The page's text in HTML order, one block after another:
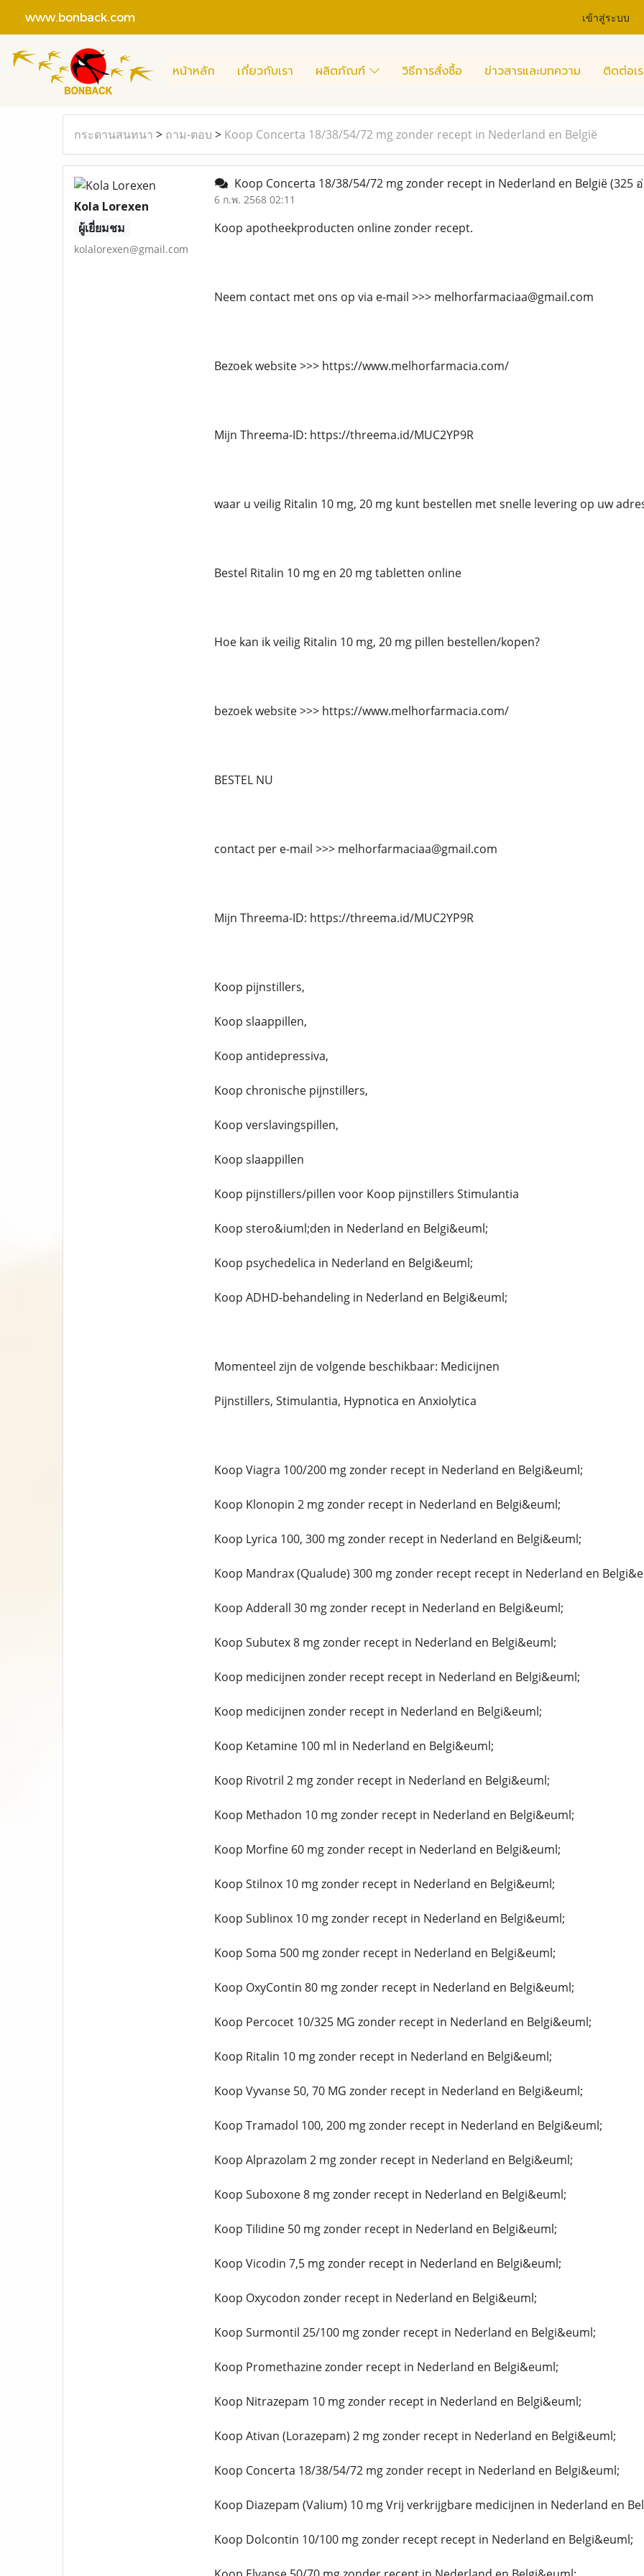
www.bonback.com เข้าสู่ระบบ
หน้าหลัก เกี่ยวกับเรา ผลิตภัณฑ์ วิธีการสั่งซื้อ ข่าวสารและบทความ ติดต่อเ
กระดานสนทนา > ถาม-ตอบ > Koop Concerta 18/38/54/72 mg zonder recept in Nederland en België
Kola Lorexen
ผู้เยี่ยมชม
kolalorexen@gmail.com
Koop Concerta 18/38/54/72 mg zonder recept in Nederland en België(325
6 ก.พ. 2568 02:11
Koop apotheekproducten online zonder recept.
Neem contact met ons op via e-mail >>> melhorfarmaciaa@gmail.com
Bezoek website >>> https://www.melhorfarmacia.com/
Mijn Threema-ID: https://threema.id/MUC2YP9R
waar u veilig Ritalin 10 mg, 20 mg kunt bestellen met snelle levering op uw
Bestel Ritalin 10 mg en 20 mg tabletten online
Hoe kan ik veilig Ritalin 10 mg, 20 mg pillen bestellen/kopen?
bezoek website >>> https://www.melhorfarmacia.com/
BESTEL NU
contact per e-mail >>> melhorfarmaciaa@gmail.com
Mijn Threema-ID: https://threema.id/MUC2YP9R
Koop pijnstillers,
Koop slaappillen,
Koop antidepressiva,
Koop chronische pijnstillers,
Koop verslavingspillen,
Koop slaappillen
Koop pijnstillers/pillen voor Koop pijnstillers Stimulantia
Koop stero&iuml;den in Nederland en Belgi&euml;
Koop psychedelica in Nederland en Belgi&euml;
Koop ADHD-behandeling in Nederland en Belgi&euml;
Momenteel zijn de volgende beschikbaar: Medicijnen
Pijnstillers, Stimulantia, Hypnotica en Anxiolytica
Koop Viagra 100/200 mg zonder recept in Nederland en Belgi&euml;
Koop Klonopin 2 mg zonder recept in Nederland en Belgi&euml;
Koop Lyrica 100, 300 mg zonder recept in Nederland en Belgi&euml;
Koop Mandrax (Qualude) 300 mg zonder recept recept in Nederland en
Koop Adderall 30 mg zonder recept in Nederland en Belgi&euml;
Koop Subutex 8 mg zonder recept in Nederland en Belgi&euml;
Koop medicijnen zonder recept recept in Nederland en Belgi&euml;
Koop medicijnen zonder recept in Nederland en Belgi&euml;
Koop Ketamine 100 ml in Nederland en Belgi&euml;
Koop Rivotril 2 mg zonder recept in Nederland en Belgi&euml;
Koop Methadon 10 mg zonder recept in Nederland en Belgi&euml;
Koop Morfine 60 mg zonder recept in Nederland en Belgi&euml;
Koop Stilnox 10 mg zonder recept in Nederland en Belgi&euml;
Koop Sublinox 10 mg zonder recept in Nederland en Belgi&euml;
Koop Soma 500 mg zonder recept in Nederland en Belgi&euml;
Koop OxyContin 80 mg zonder recept in Nederland en Belgi&euml;
Koop Percocet 10/325 MG zonder recept in Nederland en Belgi&euml;
Koop Ritalin 10 mg zonder recept in Nederland en Belgi&euml;
Koop Vyvanse 50, 70 MG zonder recept in Nederland en Belgi&euml;
Koop Tramadol 100, 200 mg zonder recept in Nederland en Belgi&euml;
Koop Alprazolam 2 mg zonder recept in Nederland en Belgi&euml;
Koop Suboxone 8 mg zonder recept in Nederland en Belgi&euml;
Koop Tilidine 50 mg zonder recept in Nederland en Belgi&euml;
Koop Vicodin 7,5 mg zonder recept in Nederland en Belgi&euml;
Koop Oxycodon zonder recept in Nederland en Belgi&euml;
Koop Surmontil 25/100 mg zonder recept in Nederland en Belgi&euml;
Koop Promethazine zonder recept in Nederland en Belgi&euml;
Koop Nitrazepam 10 mg zonder recept in Nederland en Belgi&euml;
Koop Ativan (Lorazepam) 2 mg zonder recept in Nederland en Belgi&euml;
Koop Concerta 18/38/54/72 mg zonder recept in Nederland en Belgi&euml;
Koop Diazepam (Valium) 10 mg Vrij verkrijgbare medicijnen in Nederland en
Koop Dolcontin 10/100 mg zonder recept recept in Nederland en Belgi&euml;